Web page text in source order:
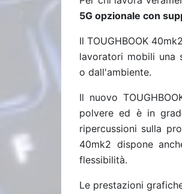
5G opzionale con
Il TOUGHBOOK
lavoratori mobili una
o dall'ambiente.
Il nuovo
polvere ed è in
ripercussioni sulla
40mk2 dispone
flessibilità.
Le prestazioni